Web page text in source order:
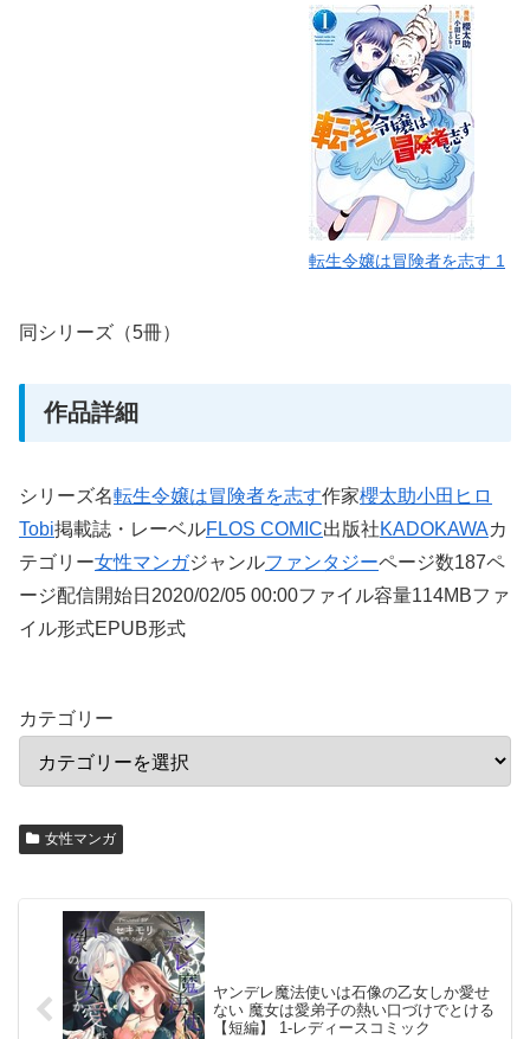
転生令嬢は冒険者を志す 1
同シリーズ（5冊）
作品詳細
シリーズ名転生令嬢は冒険者を志す作家櫻太助小田ヒロ
Tobi掲載誌・レーベルFLOS COMIC出版社KADOKAWAカ
テゴリー女性マンガジャンルファンタジーページ数187ペ
ージ配信開始日2020/02/05 00:00ファイル容量114MBファ
イル形式EPUB形式
カテゴリー
女性マンガ
ヤンデレ魔法使いは石像の乙女しか愛せ
ない 魔女は愛弟子の熱い口づけでとける
【短編】 1-レディースコミック